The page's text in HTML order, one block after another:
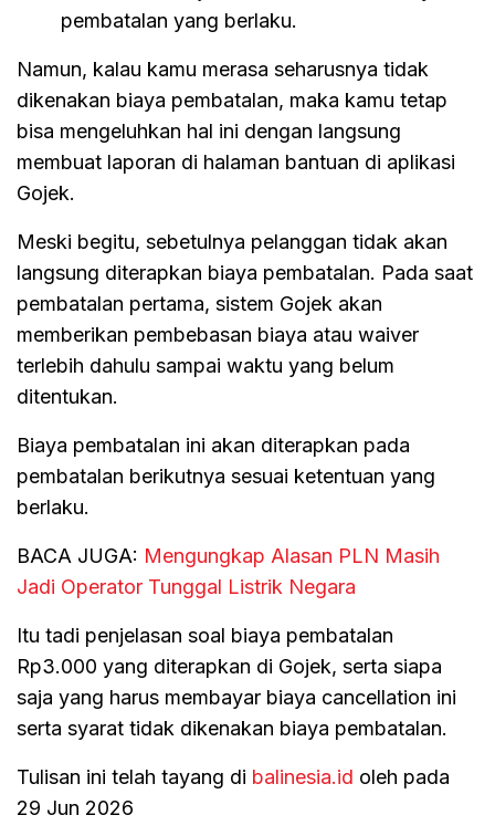
pembatalan yang berlaku.
Namun, kalau kamu merasa seharusnya tidak
dikenakan biaya pembatalan, maka kamu tetap
bisa mengeluhkan hal ini dengan langsung
membuat laporan di halaman bantuan di aplikasi
Gojek.
Meski begitu, sebetulnya pelanggan tidak akan
langsung diterapkan biaya pembatalan. Pada saat
pembatalan pertama, sistem Gojek akan
memberikan pembebasan biaya atau waiver
terlebih dahulu sampai waktu yang belum
ditentukan.
Biaya pembatalan ini akan diterapkan pada
pembatalan berikutnya sesuai ketentuan yang
berlaku.
BACA JUGA: Mengungkap Alasan PLN Masih
Jadi Operator Tunggal Listrik Negara
Itu tadi penjelasan soal biaya pembatalan
Rp3.000 yang diterapkan di Gojek, serta siapa
saja yang harus membayar biaya cancellation ini
serta syarat tidak dikenakan biaya pembatalan.
Tulisan ini telah tayang di balinesia.id oleh pada
29 Jun 2026